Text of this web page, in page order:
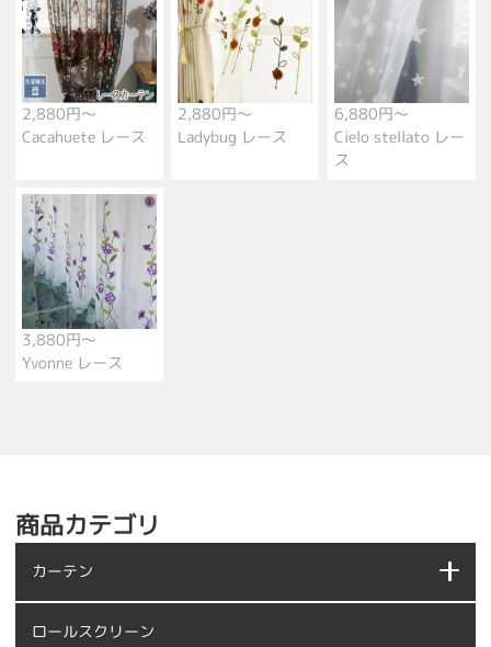
2,880円～
Cacahuete レース
2,880円～
Ladybug レース
6,880円～
Cielo stellato レー
ス
3,880円～
Yvonne レース
商品カテゴリ
カーテン
ロールスクリーン